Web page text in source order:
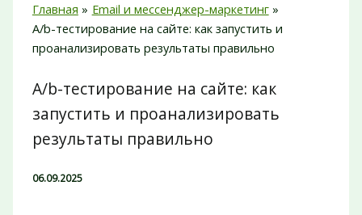
Главная
Email и мессенджер-маркетинг
A/b-тестирование на сайте: как запустить и
проанализировать результаты правильно
A/b-тестирование на сайте: как
запустить и проанализировать
результаты правильно
06.09.2025